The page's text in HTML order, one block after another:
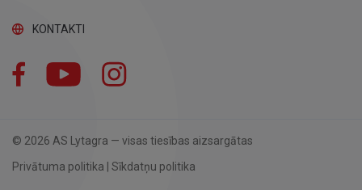
KONTAKTI
Facebook YouTube
© 2026 AS Lytagra — visas tiesības aizsargātas
Privātuma politika | Sīkdatņu politika